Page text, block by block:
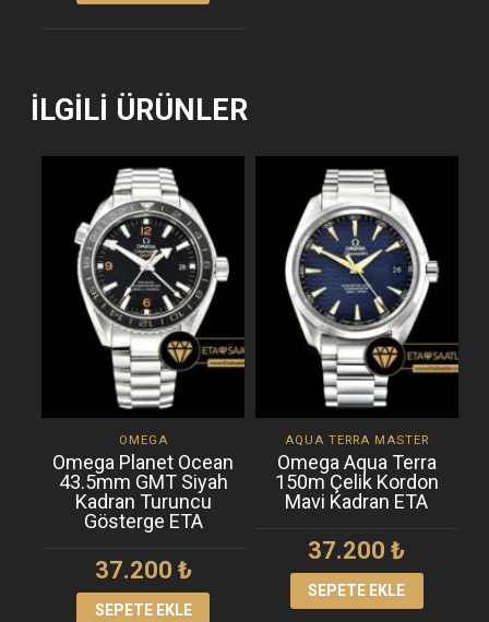
İLGILI ÜRÜNLER
OMEGA
Omega Planet Ocean
43.5mm GMT Siyah
Kadran Turuncu
Gösterge ETA
37.200 ₺
SEPETE EKLE
AQUA TERRA MASTER
Omega Aqua Terra
150m Çelik Kordon
Mavi Kadran ETA
37.200₺
SEPETE EKLE